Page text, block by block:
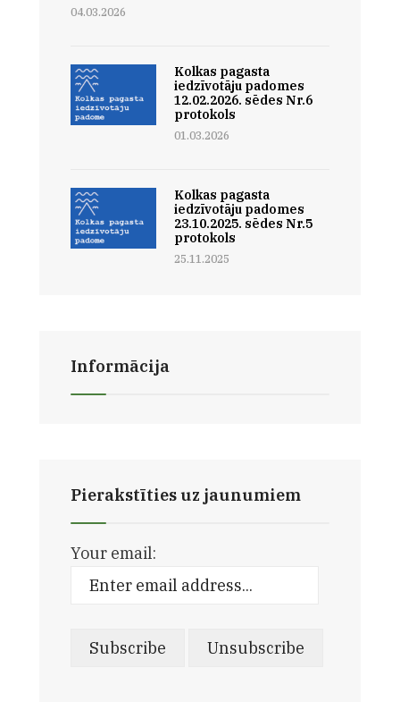
04.03.2026
Kolkas pagasta
iedzīvotāju padomes
12.02.2026. sēdes Nr.6
protokols
01.03.2026
Kolkas pagasta
iedzīvotāju padomes
23.10.2025. sēdes Nr.5
protokols
25.11.2025
Informācija
Pierakstīties uz jaunumiem
Your email: